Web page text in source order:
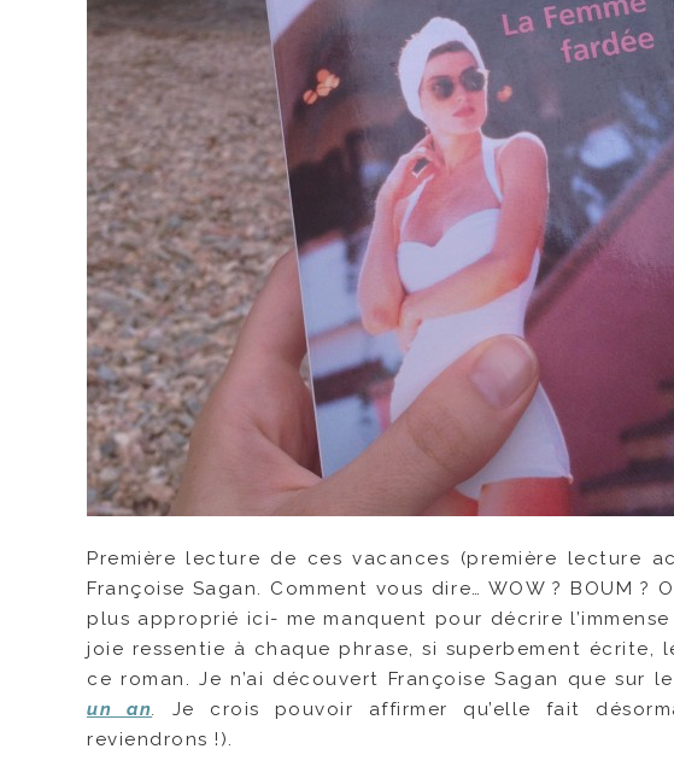
Première lecture de ces vacances (première lecture
Françoise Sagan. Comment vous dire… WOW ? BOUM
plus approprié ici- me manquent pour décrire
joie ressentie à chaque phrase, si superbement écrite,
ce roman. Je n’ai découvert Françoise Sagan que sur
un an. Je crois pouvoir affirmer qu’elle fait
reviendrons !).